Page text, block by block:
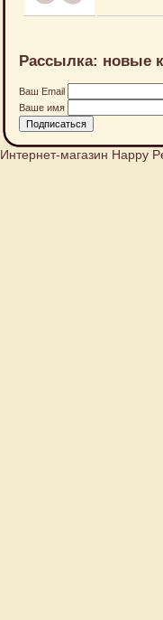
Рассылка: новые
Ваш Email
Ваше имя
Интернет-магазин Happy